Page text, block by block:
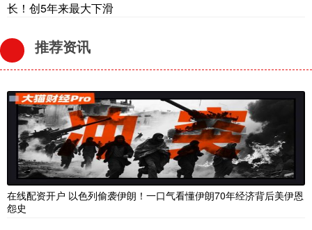
长！创5年来最大下滑
推荐资讯
在线配资开户 以色列偷袭伊朗！一口气看懂伊朗70年经济背后美伊恩
怨史